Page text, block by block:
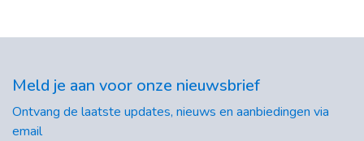
Meld je aan voor onze nieuwsbrief
Ontvang de laatste updates, nieuws en aanbiedingen via
email